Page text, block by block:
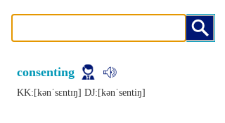
consenting
KK:[kǝnˈsɛntɪŋ] DJ:[kǝnˈsеntiŋ]